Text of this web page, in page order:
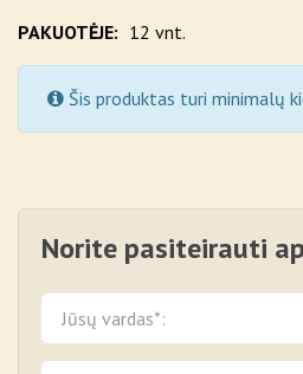
PAKUOTĖJE: 12 vnt.
Šis produktas turi minimalų
Norite pasiteirauti